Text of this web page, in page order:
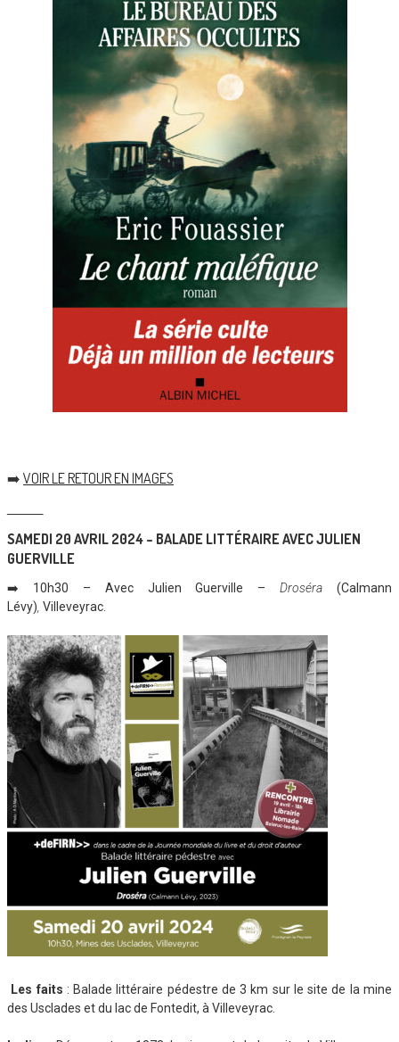
➡️ VOIR LE RETOUR EN IMAGES
SAMEDI 20 AVRIL 2024 – BALADE LITTÉRAIRE AVEC JULIEN
GUERVILLE
➡️ 10h30 – Avec Julien Guerville –Droséra (Calmann
Lévy), Villeveyrac.
Les faits : Balade littéraire pédestre de 3 km sur le site de la mine
des Usclades et du lac de Fontedit, à Villeveyrac.